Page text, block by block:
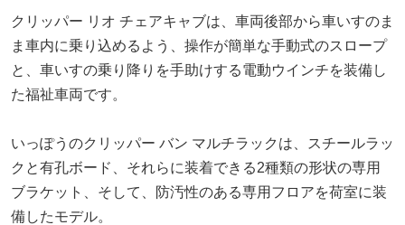
クリッパー リオ チェアキャブは、車両後部から車いすのま
ま車内に乗り込めるよう、操作が簡単な手動式のスロープ
と、車いすの乗り降りを手助けする電動ウインチを装備し
た福祉車両です。
いっぽうのクリッパー バン マルチラックは、スチールラッ
クと有孔ボード、それらに装着できる2種類の形状の専用
ブラケット、そして、防汚性のある専用フロアを荷室に装
備したモデル。